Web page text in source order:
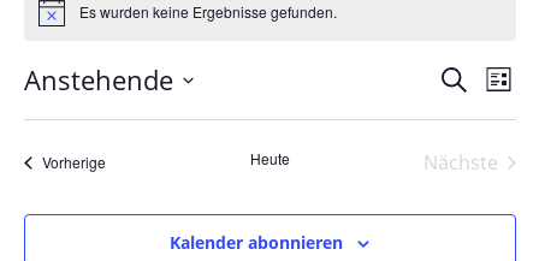
HinweisEs wurden keine Ergebnisse gefunden.
Suche
und
SucheListe
Anstehende
Datum
wählen.
VorherigeVeranstaltungen Heute
Nächste
Kalender abonnieren